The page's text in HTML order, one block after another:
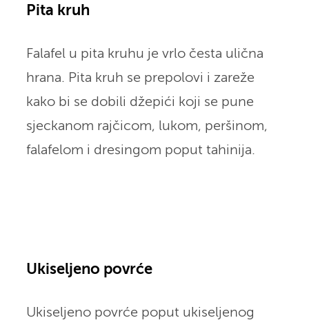
Pita kruh
Falafel u pita kruhu je vrlo česta ulična
hrana. Pita kruh se prepolovi i zareže
kako bi se dobili džepići koji se pune
sjeckanom rajčicom, lukom, peršinom,
falafelom i dresingom poput tahinija.
Ukiseljeno povrće
Ukiseljeno povrće poput ukiseljenog